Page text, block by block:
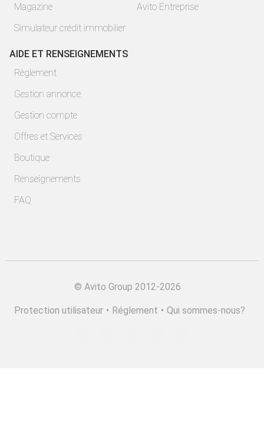
Magazine
Simulateur crédit immobilier
Avito Entreprise
AIDE ET RENSEIGNEMENTS
Règlement
Gestion annonce
Gestion compte
Offres et Services
Boutique
Renseignements
FAQ
© Avito Group 2012-2026
Protection utilisateur • Réglement • Qui sommes-nous?